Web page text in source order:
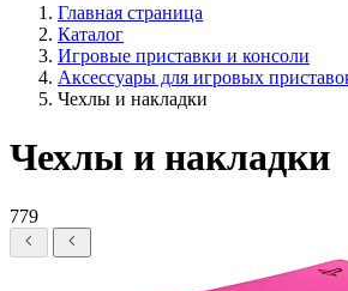
Главная страница
Каталог
Игровые приставки и консоли
Аксессуары для игровых
Чехлы и накладки
Чехлы и накладки
779